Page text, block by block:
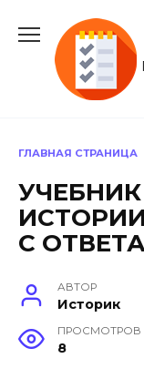
содержанию
ГЛАВНАЯ СТРАНИЦА
С
АВТОР
Историк
ПРОСМОТРОВ
8